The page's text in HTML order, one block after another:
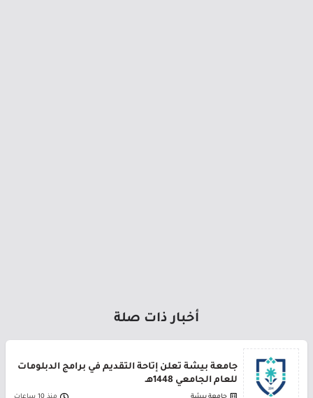
أخبار ذات صلة
جامعة بيشة تعلن إتاحة التقديم في برامج الدبلومات
للعام الجامعي 1448هـ